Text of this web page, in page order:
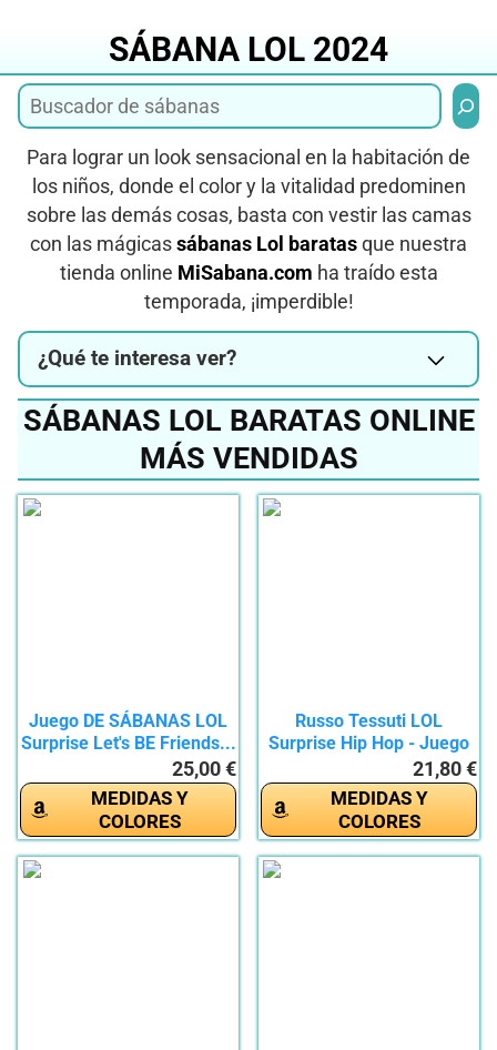
SÁBANA LOL 2024
Para lograr un look sensacional en la habitación de
los niños, donde el color y la vitalidad predominen
sobre las demás cosas, basta con vestir las camas
con las mágicas sábanas Lol baratas que nuestra
tienda online MiSabana.com ha traído esta
temporada, ¡imperdible!
¿Qué te interesa ver?
SÁBANAS LOL BARATAS ONLINE
MÁS VENDIDAS
Juego DE SÁBANAS LOL
Surprise Let's BE Friends...
25,00 €
MEDIDAS Y
COLORES
Russo Tessuti LOL
Surprise Hip Hop - Juego
21,80 €
MEDIDAS Y
COLORES